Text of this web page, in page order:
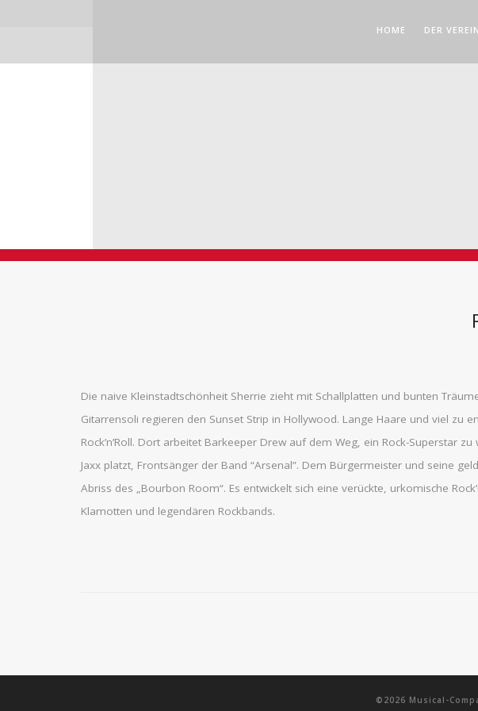
HOME DER VEREIN
Die naive Kleinstadtschönheit Sherrie zieht mit Schallplatten und bunten
Gitarrensoli regieren den Sunset Strip in Hollywood. Lange Haare und viel zu
Rock’n’Roll. Dort arbeitet Barkeeper Drew auf dem Weg, ein Rock-Superstar
Jaxx platzt, Frontsänger der Band “Arsenal”. Dem Bürgermeister und seine
Abriss des „Bourbon Room“. Es entwickelt sich eine verückte, urkomische
Klamotten und legendären Rockbands.
©2026 Musical-